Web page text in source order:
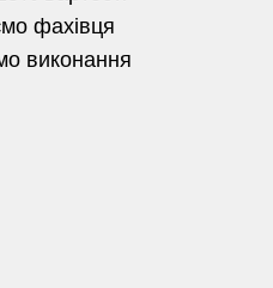
фахівця
виконання